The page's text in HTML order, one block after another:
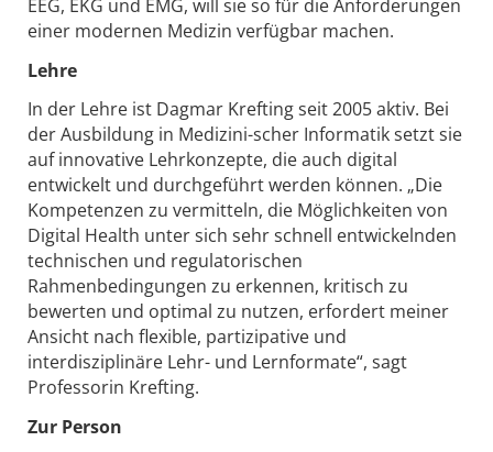
EEG, EKG und EMG, will sie so für die Anforderungen
einer modernen Medizin verfügbar machen.
Lehre
In der Lehre ist Dagmar Krefting seit 2005 aktiv. Bei
der Ausbildung in Medizini-scher Informatik setzt sie
auf innovative Lehrkonzepte, die auch digital
entwickelt und durchgeführt werden können. „Die
Kompetenzen zu vermitteln, die Möglichkeiten von
Digital Health unter sich sehr schnell entwickelnden
technischen und regulatorischen
Rahmenbedingungen zu erkennen, kritisch zu
bewerten und optimal zu nutzen, erfordert meiner
Ansicht nach flexible, partizipative und
interdisziplinäre Lehr- und Lernformate“, sagt
Professorin Krefting.
Zur Person